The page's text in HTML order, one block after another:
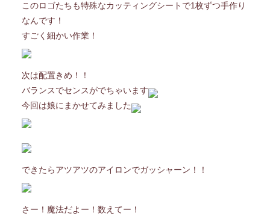
このロゴたちも特殊なカッティングシートで1枚ずつ手作り
なんです！
すごく細かい作業！
次は配置きめ！！
バランスでセンスがでちゃいます
今回は娘にまかせてみました
できたらアツアツのアイロンでガッシャーン！！
さー！魔法だよー！数えてー！